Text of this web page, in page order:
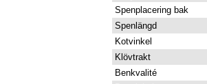
Spenplacering bak
Spenlängd
Kotvinkel
Klövtrakt
Benkvalité